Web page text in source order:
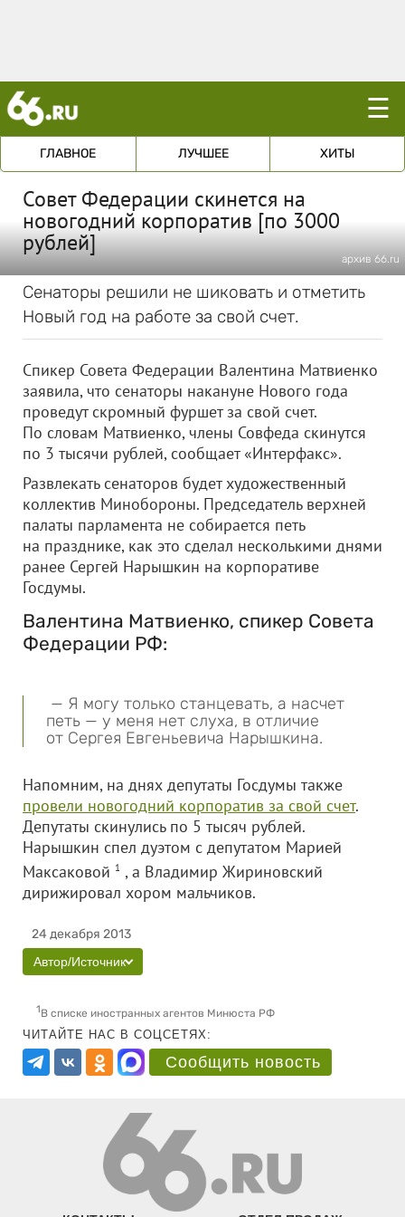
☰
ГЛАВНОЕ ЛУЧШЕЕ ХИТЫ
Совет Федерации скинется на
новогодний корпоратив [по 3000
рублей]
архив 66.ru
Сенаторы решили не шиковать и отметить
Новый год на работе за свой счет.
Спикер Совета Федерации Валентина Матвиенко
заявила, что сенаторы накануне Нового года
проведут скромный фуршет за свой счет.
По словам Матвиенко, члены Совфеда скинутся
по 3 тысячи рублей, сообщает «Интерфакс».
Развлекать сенаторов будет художественный
коллектив Минобороны. Председатель верхней
палаты парламента не собирается петь
на празднике, как это сделал несколькими днями
ранее Сергей Нарышкин на корпоративе
Госдумы.
Валентина Матвиенко, спикер Совета
Федерации РФ:
— Я могу только станцевать, а насчет
петь — у меня нет слуха, в отличие
от Сергея Евгеньевича Нарышкина.
Напомним, на днях депутаты Госдумы также
провели новогодний корпоратив за свой счет.
Депутаты скинулись по 5 тысяч рублей.
Нарышкин спел дуэтом с депутатом Марией
Максаковой 1 , а Владимир Жириновский
дирижировал хором мальчиков.
24 декабря 2013
Автор/Источник
1В списке иностранных агентов Минюста РФ
ЧИТАЙТЕ НАС В СОЦСЕТЯХ:
Сообщить новость